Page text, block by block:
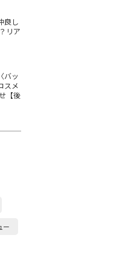
良し
リア
バッ
スメ
【後
ー